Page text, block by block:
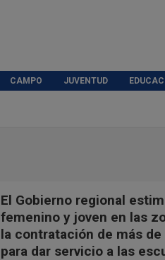
CAMPO JUVENTUD
El Gobierno regional
femenino y joven en las
la contratación de más
para dar servicio a las